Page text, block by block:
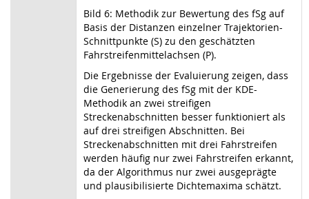
Bild 6: Methodik zur Bewertung des fSg auf
Basis der Distanzen einzelner Trajektorien-
Schnittpunkte (S) zu den geschätzten
Fahrstreifenmittelachsen (P).
Die Ergebnisse der Evaluierung zeigen, dass
die Generierung des fSg mit der KDE-
Methodik an zwei streifigen
Streckenabschnitten besser funktioniert als
auf drei streifigen Abschnitten. Bei
Streckenabschnitten mit drei Fahrstreifen
werden häufig nur zwei Fahrstreifen erkannt,
da der Algorithmus nur zwei ausgeprägte
und plausibilisierte Dichtemaxima schätzt.